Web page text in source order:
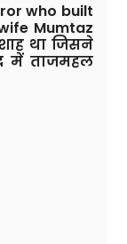
who built
Mumtaz
था जिसने
में ताजमहल